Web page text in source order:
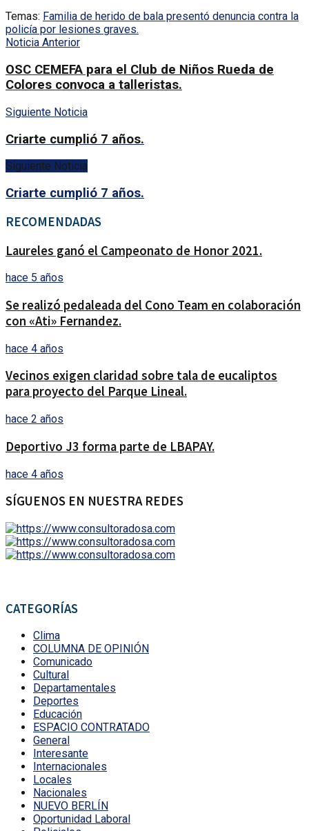
Temas: Familia de herido de bala presentó denuncia contra la
policía por lesiones graves.
Noticia Anterior
OSC CEMEFA para el Club de Niños Rueda de
Colores convoca a talleristas.
Siguiente Noticia
Criarte cumplió 7 años.
Siguiente Noticia
Criarte cumplió 7 años.
RECOMENDADAS
Laureles ganó el Campeonato de Honor 2021.
hace 5 años
Se realizó pedaleada del Cono Team en colaboración
con «Ati» Fernandez.
hace 4 años
Vecinos exigen claridad sobre tala de eucaliptos
para proyecto del Parque Lineal.
hace 2 años
Deportivo J3 forma parte de LBAPAY.
hace 4 años
SÍGUENOS EN NUESTRA REDES
CATEGORÍAS
Clima
COLUMNA DE OPINIÓN
Comunicado
Cultural
Departamentales
Deportes
Educación
ESPACIO CONTRATADO
General
Interesante
Internacionales
Locales
Nacionales
NUEVO BERLÍN
Oportunidad Laboral